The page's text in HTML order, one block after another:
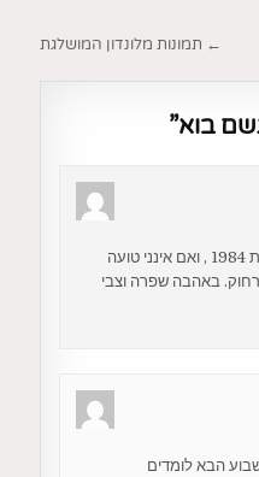
← תמונות מלונדון המושלגת
בוא”
יופי של כתבה. ביקרנו בברקים בשנת 1984 , ואם אינני טועה
הבא לומדים